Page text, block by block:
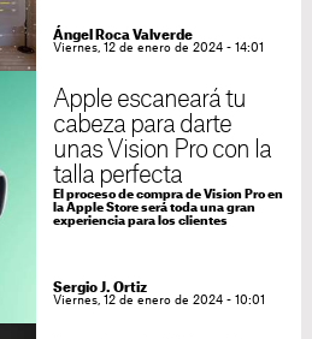
Ángel Roca Valverde
Viernes, 12 de enero de 2024 - 14:01
Apple escaneará tu
cabeza para darte
unas Vision Pro con la
talla perfecta
El proceso de compra de Vision Pro en
la Apple Store será toda una gran
experiencia para los clientes
Sergio J. Ortiz
Viernes, 12 de enero de 2024 - 10:01